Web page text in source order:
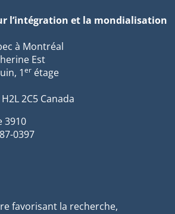
l’intégration et la mondialisation
à Montréal
Est
1er étage
2C5 Canada
3910
0397
favorisant la recherche,